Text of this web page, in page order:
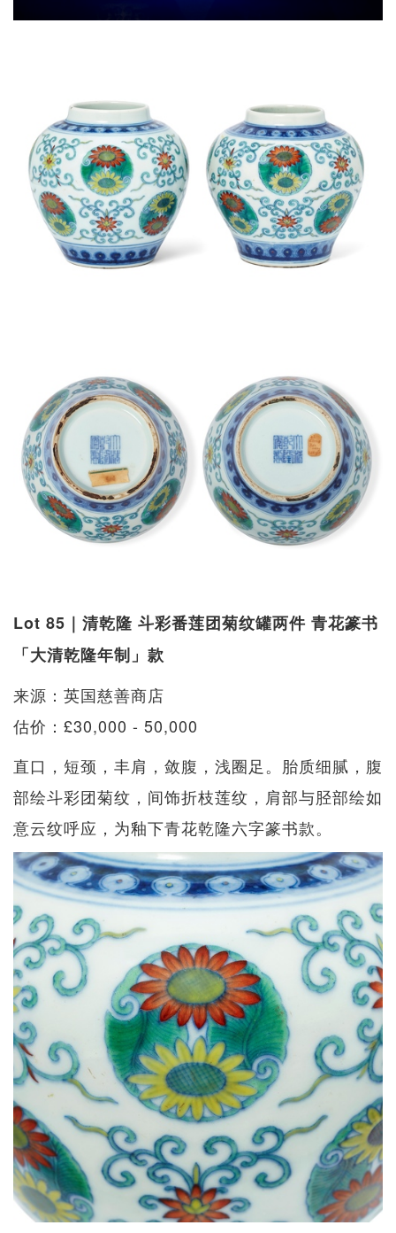
Lot 85｜清乾隆 斗彩番莲团菊纹罐两件 青花篆书
「大清乾隆年制」款
来源：英国慈善商店
估价：£30,000 - 50,000
直口，短颈，丰肩，敛腹，浅圈足。胎质细腻，腹
部绘斗彩团菊纹，间饰折枝莲纹，肩部与胫部绘如
意云纹呼应，为釉下青花乾隆六字篆书款。